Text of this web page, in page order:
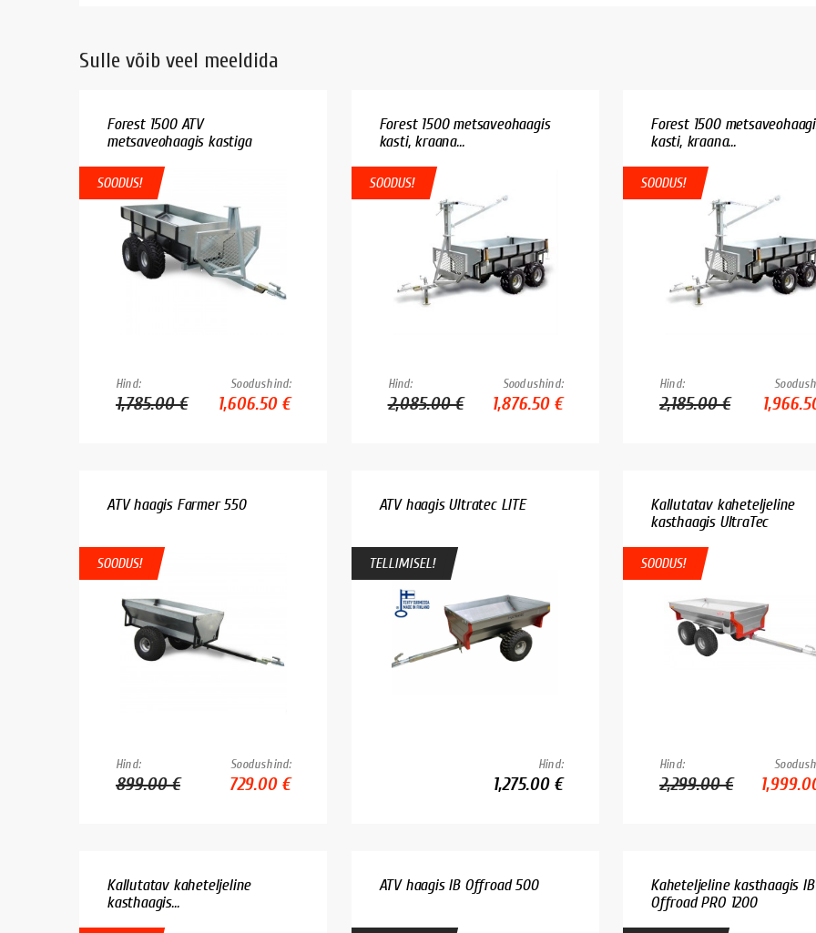
Sulle võib veel meeldida
Forest 1500 ATV
metsaveohaagis kastiga
SOODUS!
Hind:
1,785.00 €
Soodushind:
1,606.50 €
Forest 1500 metsaveohaagis
kasti, kraana...
SOODUS!
Hind:
2,085.00 €
Soodushind:
1,876.50 €
Forest 1500
kasti, kraana...
SOODUS!
Hind:
2,185.00 €
ATV haagis Farmer 550
SOODUS!
Hind:
899.00 €
Soodushind:
729.00 €
ATV haagis Ultratec LITE
TELLIMISEL!
Hind:
1,275.00 €
Kallutatav kaheteljeline
kasthaagis UltraTec
SOODUS!
Hind:
2,299.00 €
Kallutatav kaheteljeline
kasthaagis...
ATV haagis IB Offroad 500
Kaheteljeline kasthaagis IB
Offroad PRO 1200